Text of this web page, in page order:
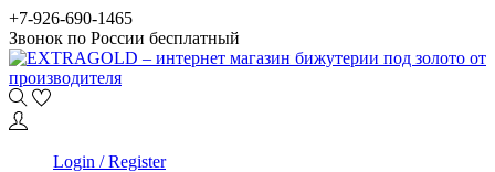
Skip
to
navigation
Skip
to
content
+7-926-690-1465
Звонок по России бесплатный
Login / Register